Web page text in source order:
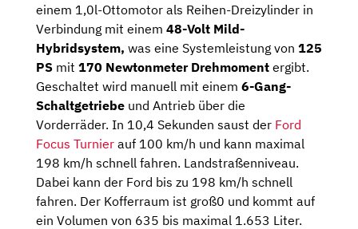
einem 1,0l-Ottomotor als Reihen-Dreizylinder in
Verbindung mit einem 48-Volt Mild-
Hybridsystem, was eine Systemleistung von 125
PS mit 170 Newtonmeter Drehmoment ergibt.
Geschaltet wird manuell mit einem 6-Gang-
Schaltgetriebe und Antrieb über die
Vorderräder. In 10,4 Sekunden saust der Ford
Focus Turnier auf 100 km/h und kann maximal
198 km/h schnell fahren. Landstraßenniveau.
Dabei kann der Ford bis zu 198 km/h schnell
fahren. Der Kofferraum ist groß0 und kommt auf
ein Volumen von 635 bis maximal 1.653 Liter.